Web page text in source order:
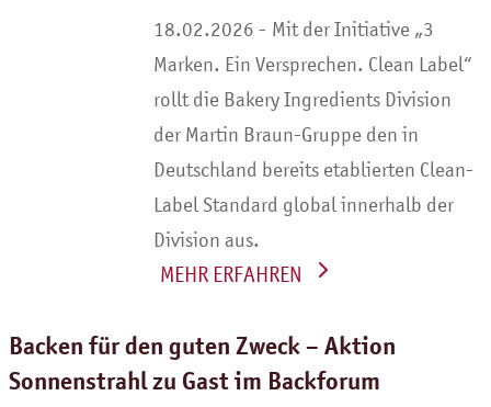
Mit der Initiative „3
Marken. Ein Versprechen. Clean Label“
rollt die Bakery Ingredients Division
der Martin Braun-Gruppe den in
Deutschland bereits etablierten Clean-
Label Standard global innerhalb der
Division aus.
WEITERLESEN
Backen für den guten Zweck – Aktion
Sonnenstrahl zu Gast im Backforum